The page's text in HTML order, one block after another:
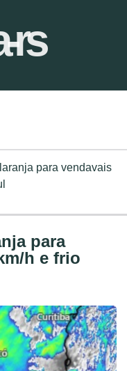
rs
para vendavais
para
h e frio